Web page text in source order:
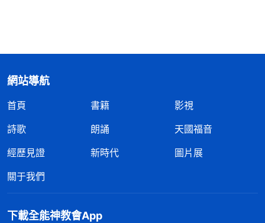
網站導航
首頁 書籍
影視
詩歌
朗誦
天國福音
經歷見證
新時代
圖片展
關于我們
下載全能神教會App